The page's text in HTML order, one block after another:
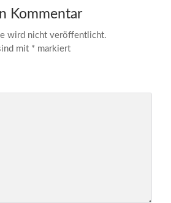
Kommentar
wird nicht veröffentlicht.
mit * markiert